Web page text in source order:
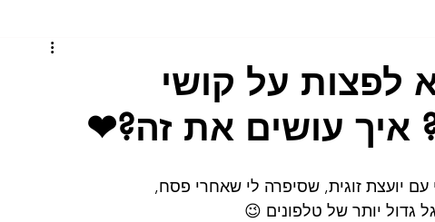
לפצות על קושי
איך עושים את זה?❤
יועצת זוגית, שסיפרה לי שאחרי פסח,
גדול יותר של טלפונים 😉